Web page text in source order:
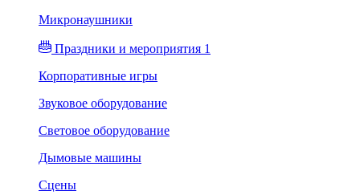
Микронаушники
Праздники и мероприятия 1
Корпоративные игры
Звуковое оборудование
Световое оборудование
Дымовые машины
Сцены